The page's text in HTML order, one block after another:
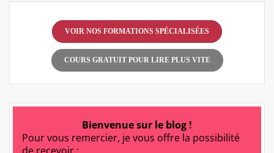
VOIR NOS FORMATIONS SPÉCIALISÉES
COURS GRATUIT POUR LIRE PLUS VITE